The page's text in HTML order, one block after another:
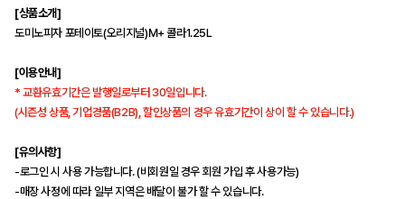
[상품소개]
도미노피자 포테이토(오리지널)M+ 콜라1.25L
[이용안내]
* 교환유효기간은 발행일로부터 30일입니다.
(시즌성 상품, 기업경품(B2B), 할인상품의 경우 유효기간이 상이 할 수 있습니다.)
[유의사항]
-로그인 시 사용 가능합니다. (비회원일 경우 회원 가입 후 사용가능)
-매장 사정에 따라 일부 지역은 배달이 불가 할 수 있습니다.